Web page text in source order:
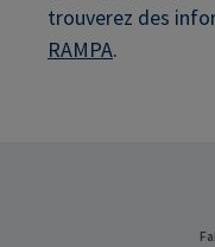
trouverez des
RAMPA.